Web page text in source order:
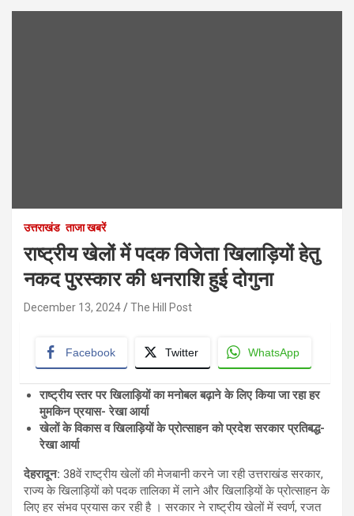
उत्तराखंड ताजा खबरें
राष्ट्रीय खेलों में पदक विजेता खिलाड़ियों हेतु
नकद पुरस्कार की धनराशि हुई दोगुना
December 13, 2024 The Hill Post
Facebook Twitter WhatsApp
राष्ट्रीय स्तर पर खिलाड़ियों का मनोबल बढ़ाने के लिए किया जा रहा हर
मुमकिन प्रयास- रेखा आर्या
खेलों के विकास व खिलाड़ियों के प्रोत्साहन को प्रदेश सरकार प्रतिबद्ध-
रेखा आर्या
देहरादून: 38वें राष्ट्रीय खेलों की मेजबानी करने जा रही उत्तराखंड सरकार,
राज्य के खिलाड़ियों को पदक तालिका में लाने और खिलाड़ियों के प्रोत्साहन के
लिए हर संभव प्रयास कर रही है । सरकार ने राष्ट्रीय खेलों में स्वर्ण, रजत